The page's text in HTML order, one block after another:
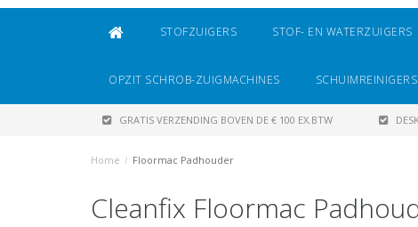
STOFZUIGERS STOF- EN WATERZUIGERS
OPZIT SCHROB-ZUIGMACHINES SCHUIMREINIGERS
GRATIS VERZENDING BOVEN DE € 100 EX.BTW
Home / Floormac Padhouder
Cleanfix Floormac